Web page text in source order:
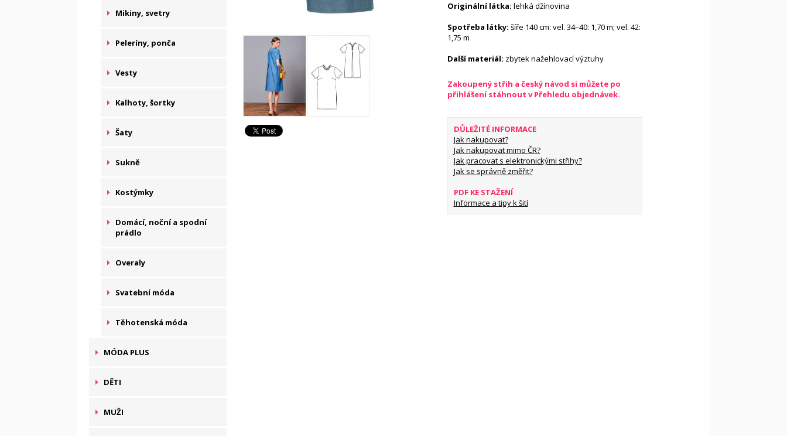
Mikiny, svetry
Peleríny, ponča
Vesty
Kalhoty, šortky
Šaty
Sukně
Kostýmky
Domácí, noční a spodní
prádlo
Overaly
Svatební móda
Těhotenská móda
MÓDA PLUS
DĚTI
MUŽI
Originální látka: lehká džínovina
Spotřeba látky: šíře 140 cm: vel. 34–40: 1,70 m; vel. 42:
1,75 m
Další materiál: zbytek nažehlovací výztuhy
Zakoupený střih a český návod si můžete po
přihlášení stáhnout v Přehledu objednávek.
DŮLEŽITÉ INFORMACE
Jak nakupovat?
Jak nakupovat mimo ČR?
Jak pracovat s elektronickými střihy?
Jak se správně změřit?
PDF KE STAŽENÍ
Informace a tipy k šití